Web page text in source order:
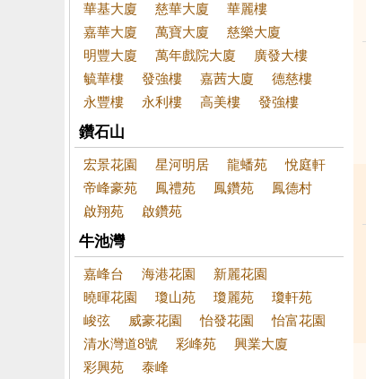
華基大廈
慈華大廈
華麗樓
嘉華大廈
萬寶大廈
慈樂大廈
明豐大廈
萬年戲院大廈
廣發大樓
毓華樓
發強樓 嘉茜大廈
德慈樓
永豐樓
永利樓 高美樓 發強樓
鑽石山
宏景花園 星河明居 龍蟠苑
悅庭軒
帝峰豪苑
鳳禮苑 鳳鑽苑
鳳德村
啟翔苑
啟鑽苑
牛池灣
嘉峰台 海港花園
新麗花園
曉暉花園
瓊山苑 瓊麗苑
瓊軒苑
峻弦
威豪花園 怡發花園
怡富花園
清水灣道8號
彩峰苑
興業大廈
彩興苑
泰峰